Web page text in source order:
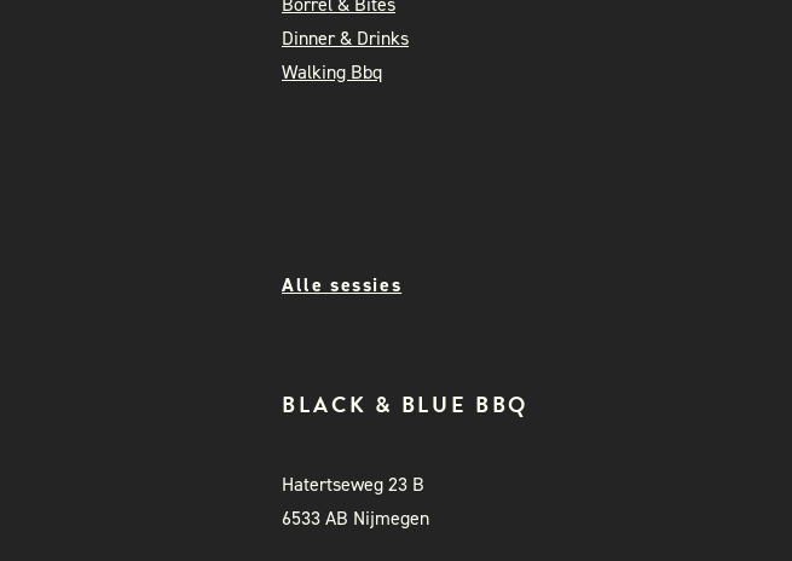
Dinner & Drinks
Walking Bbq
Alle sessies
BLACK & BLUE BBQ
Hatertseweg 23 B
6533 AB Nijmegen